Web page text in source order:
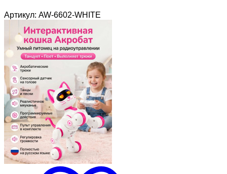
Артикул: AW-6602-WHITE